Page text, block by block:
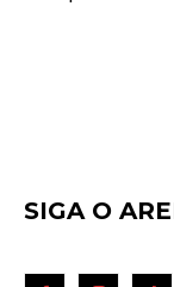
SIGA O